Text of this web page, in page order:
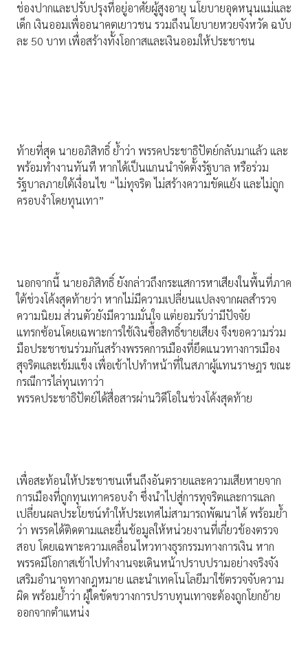
ช่องปากและปรับปรุงที่อยู่อาศัยผู้สูงอายุ นโยบายอุดหนุนแม่และ
เด็ก เงินออมเพื่ออนาคตเยาวชน รวมถึงนโยบายหวยจังหวัด ฉบับ
ละ 50 บาท เพื่อสร้างทั้งโอกาสและเงินออมให้ประชาชน
ท้ายที่สุด นายอภิสิทธิ์ ย้ำว่า พรรคประชาธิปัตย์กลับมาแล้ว และ
พร้อมทำงานทันที หากได้เป็นแกนนำจัดตั้งรัฐบาล หรือร่วม
รัฐบาลภายใต้เงื่อนไข “ไม่ทุจริต ไม่สร้างความขัดแย้ง และไม่ถูก
ครอบงำโดยทุนเทา”
นอกจากนี้ นายอภิสิทธิ์ ยังกล่าวถึงกระแสการหาเสียงในพื้นที่ภาค
ใต้ช่วงโค้งสุดท้ายว่า หากไม่มีความเปลี่ยนแปลงจากผลสำรวจ
ความนิยม ส่วนตัวยังมีความมั่นใจ แต่ยอมรับว่ามีปัจจัย
แทรกซ้อนโดยเฉพาะการใช้เงินซื้อสิทธิ์ขายเสียง จึงขอความร่วม
มือประชาชนร่วมกันสร้างพรรคการเมืองที่ยึดแนวทางการเมือง
สุจริตและเข้มแข็ง เพื่อเข้าไปทำหน้าที่ในสภาผู้แทนราษฎร ขณะ
กรณีการไล่ทุนเทาว่า
พรรคประชาธิปัตย์ได้สื่อสารผ่านวิดีโอในช่วงโค้งสุดท้าย
เพื่อสะท้อนให้ประชาชนเห็นถึงอันตรายและความเสียหายจาก
การเมืองที่ถูกทุนเทาครอบงำ ซึ่งนำไปสู่การทุจริตและการแลก
เปลี่ยนผลประโยชน์ทำให้ประเทศไม่สามารถพัฒนาได้ พร้อมย้ำ
ว่า พรรคได้ติดตามและยื่นข้อมูลให้หน่วยงานที่เกี่ยวข้องตรวจ
สอบ โดยเฉพาะความเคลื่อนไหวทางธุรกรรมทางการเงิน หาก
พรรคมีโอกาสเข้าไปทำงานจะเดินหน้าปราบปรามอย่างจริงจัง
เสริมอำนาจทางกฎหมาย และนำเทคโนโลยีมาใช้ตรวจจับความ
ผิด พร้อมย้ำว่า ผู้ใดขัดขวางการปราบทุนเทาจะต้องถูกโยกย้าย
ออกจากตำแหน่ง